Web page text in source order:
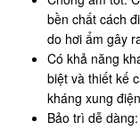
bền chất cách
do hơi ẩm gây
Có khả năng
biệt và thiết kế
kháng xung
Bảo trì dễ